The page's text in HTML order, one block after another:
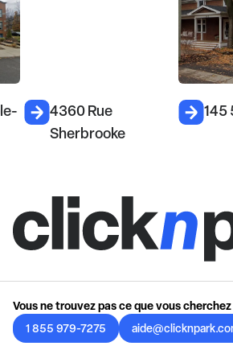
4360 Rue
Sherbrooke
145
Vous ne trouvez pas ce que vous
1 855 979-7275